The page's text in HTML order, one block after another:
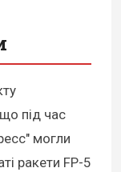
під час
могли
ракети FP-5